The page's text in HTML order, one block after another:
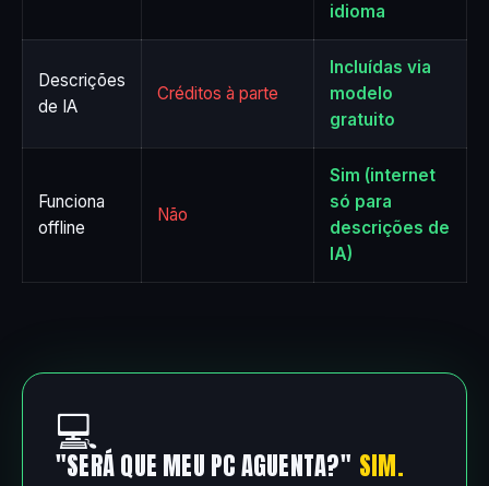
idioma
Descrições
de IA
Créditos à parte
Incluídas via
modelo
gratuito
Funciona
offline
Não
Sim (internet
só para
descrições de
IA)
💻
"SERÁ QUE MEU PC AGUENTA?" SIM.